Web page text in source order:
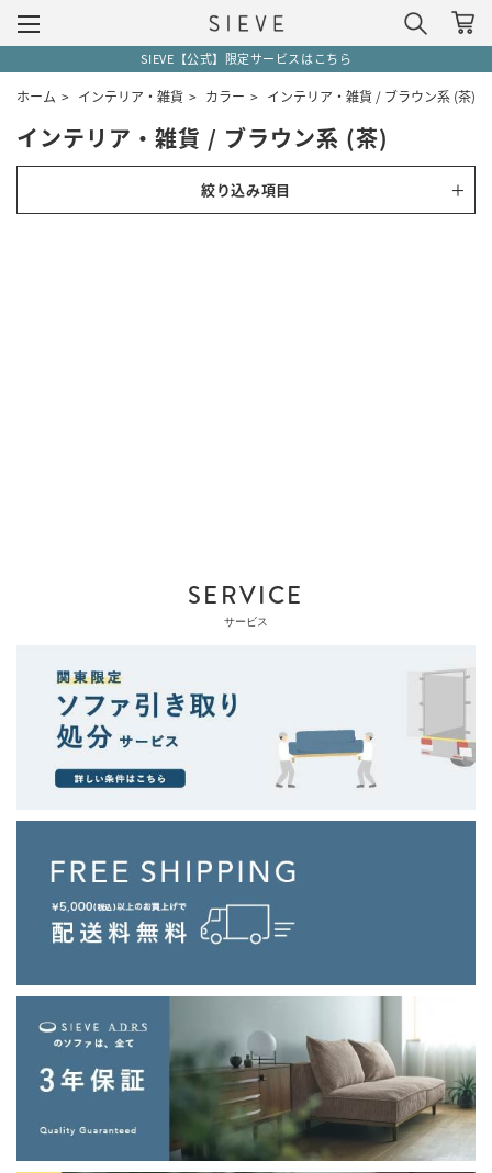
SIEVE【公式】限定サービスはこちら
ホーム > インテリア・雑貨 > カラー > インテリア・雑貨 / ブラウン系 (茶)
インテリア・雑貨 / ブラウン系 (茶)
絞り込み項目
SERVICE
サービス